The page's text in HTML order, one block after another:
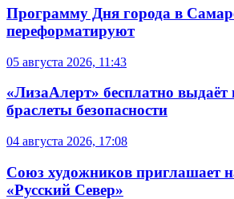
Программу Дня города в
переформатируют
05 августа 2026, 11:43
«ЛизаАлерт» бесплатно
браслеты безопасности
04 августа 2026, 17:08
Союз художников приглашает
«Русский Север»